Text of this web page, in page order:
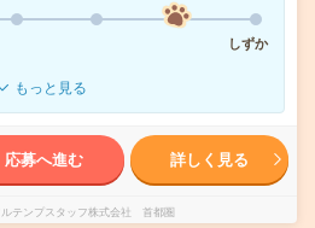
しずか
もっと見る
応募へ進む 詳しく見る
テンプスタッフ株式会社 首都圏